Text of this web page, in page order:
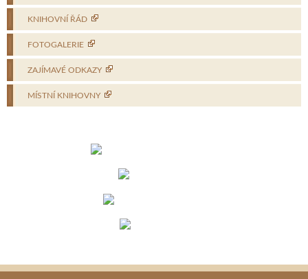
KNIHOVNÍ ŘÁD
FOTOGALERIE
ZAJÍMAVÉ ODKAZY
MÍSTNÍ KNIHOVNY